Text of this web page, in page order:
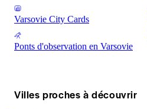
Varsovie City Cards
Ponts d'observation en Varsovie
Villes proches à découvrir